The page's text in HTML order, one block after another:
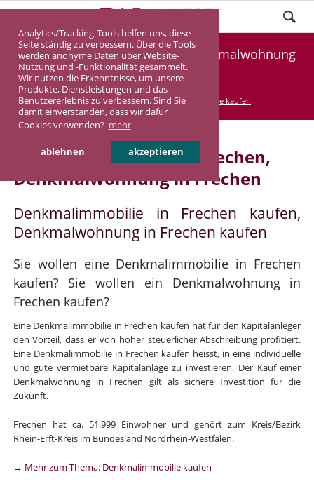
Analytics/Tracking-Tools helfen uns, diese
Seite ständig zu verbessern. Über die Tools
werden anonyme Daten über Website-
Nutzung und -Funktionalität gesammelt.
Wir nutzen die Erkenntnisse, um unsere
Produkte, Dienstleistungen und das
Benutzererlebnis zu verbessern. Sind Sie
damit einverstanden, dass wir dafür
Cookies verwenden? mehr
ablehnen akzeptieren
Denkmalimmobilie Frechen, Denkmalwohnung
Frechen
DASINVEST Service Denkmalimmobilie kaufen
Denkmalimmobilie in Frechen,
Denkmalwohnung in Frechen
Denkmalimmobilie in Frechen kaufen,
Denkmalwohnung in Frechen kaufen
Sie wollen eine Denkmalimmobilie in Frechen
kaufen? Sie wollen ein Denkmalwohnung in
Frechen kaufen?
Eine Denkmalimmobilie in Frechen kaufen hat für den Kapitalanleger
den Vorteil, dass er von hoher steuerlicher Abschreibung profitiert.
Eine Denkmalimmobilie in Frechen kaufen heisst, in eine individuelle
und gute vermietbare Kapitalanlage zu investieren. Der Kauf einer
Denkmalwohnung in Frechen gilt als sichere Investition für die
Zukunft.
Frechen hat ca. 51.999 Einwohner und gehört zum Kreis/Bezirk
Rhein-Erft-Kreis im Bundesland Nordrhein-Westfalen.
→ Mehr zum Thema: Denkmalimmobilie kaufen